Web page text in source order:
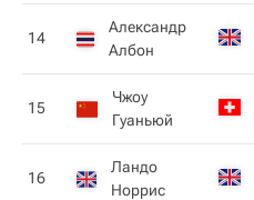
14
Александр
Албон
15
Чжоу
Гуаньюй
16
Ландо
Норрис